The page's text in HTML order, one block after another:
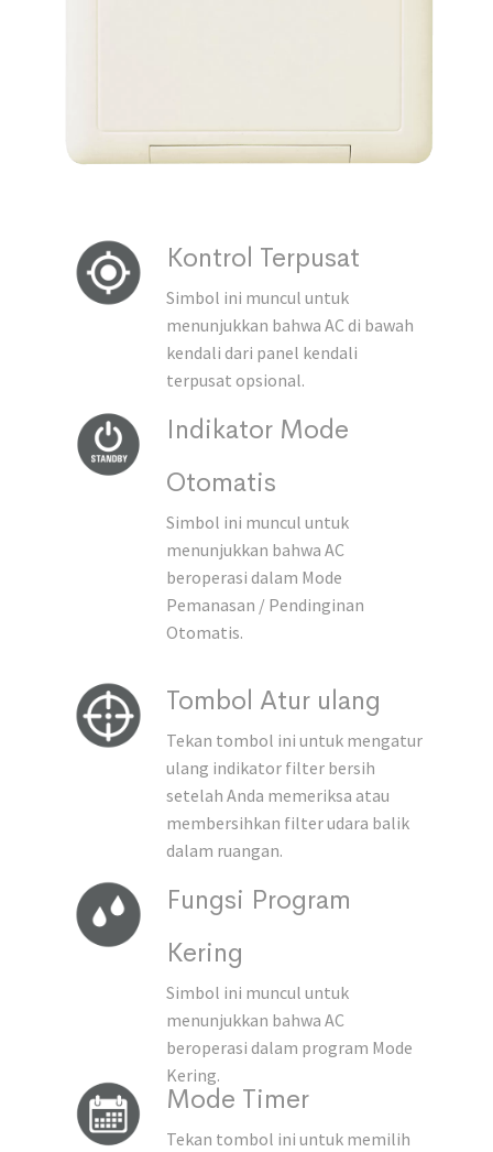
Kontrol Terpusat
Simbol ini muncul untuk
menunjukkan bahwa AC di bawah
kendali dari panel kendali
terpusat opsional.
Indikator Mode
Otomatis
Simbol ini muncul untuk
menunjukkan bahwa AC
beroperasi dalam Mode
Pemanasan / Pendinginan
Otomatis.
Tombol Atur ulang
Tekan tombol ini untuk mengatur
ulang indikator filter bersih
setelah Anda memeriksa atau
membersihkan filter udara balik
dalam ruangan.
Fungsi Program
Kering
Simbol ini muncul untuk
menunjukkan bahwa AC
beroperasi dalam program Mode
Kering.
Mode Timer
Tekan tombol ini untuk memilih